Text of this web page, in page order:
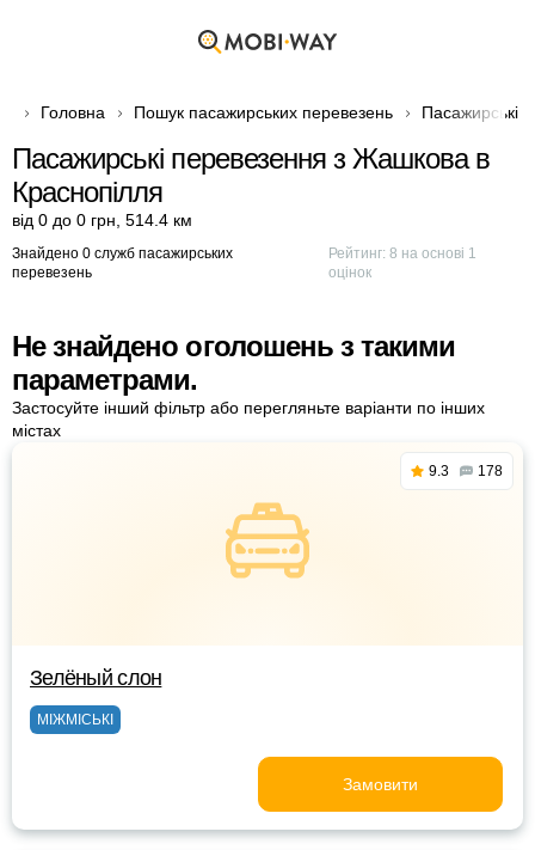
Головна Пошук пасажирських перевезень Пасажирські
Пасажирські перевезення з Жашкова в
Краснопілля
від 0 до 0 грн 514.4 км
Знайдено 0 служб пасажирських
перевезень
Рейтинг:8 на основі 1
оцінок
Не знайдено оголошень з такими
параметрами.
Застосуйте інший фільтр або перегляньте варіанти по інших
містах
9.3 178
Зелёный слон
МІЖМІСЬКІ
Замовити